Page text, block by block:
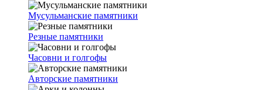
Мусульманские памятники
Резные памятники
Часовни и голгофы
Авторские памятники